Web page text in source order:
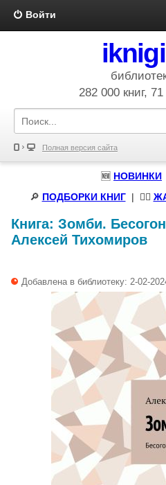
Войти
282 000 книг,
Полная версия сайта
🆕 НОВИНКИ
🔎 ПОДБОРКИ КНИГ| 🧝‍♀️
Книга: Зомби.
Алексей Тихомиров
Добавлена в библиотеку: 2-02-